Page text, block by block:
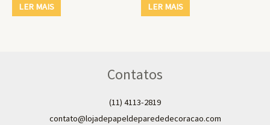
LER MAIS LER MAIS
Contatos
(11) 4113-2819
contato@lojadepapeldeparededecoracao.com